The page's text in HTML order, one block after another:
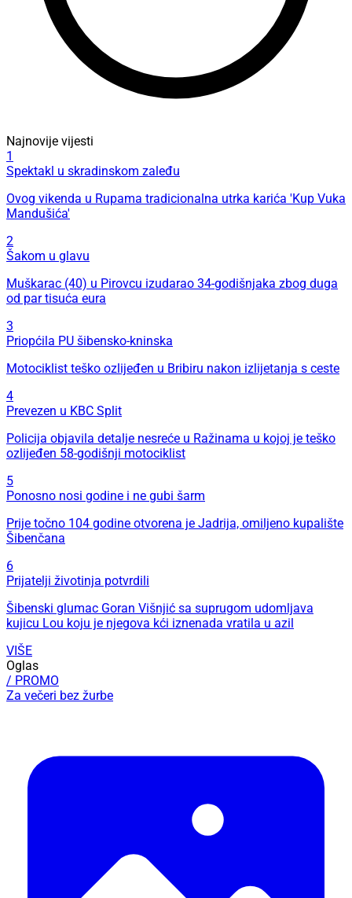
Najnovije vijesti
1
Spektakl u skradinskom zaleđu
Ovog vikenda u Rupama tradicionalna utrka karića 'Kup Vuka
Mandušića'
2
Šakom u glavu
Muškarac (40) u Pirovcu izudarao 34-godišnjaka zbog duga
od par tisuća eura
3
Priopćila PU šibensko-kninska
Motociklist teško ozlijeđen u Bribiru nakon izlijetanja s ceste
4
Prevezen u KBC Split
Policija objavila detalje nesreće u Ražinama u kojoj je teško
ozlijeđen 58-godišnji motociklist
5
Ponosno nosi godine i ne gubi šarm
Prije točno 104 godine otvorena je Jadrija, omiljeno kupalište
Šibenčana
6
Prijatelji životinja potvrdili
Šibenski glumac Goran Višnjić sa suprugom udomljava
kujicu Lou koju je njegova kći iznenada vratila u azil
VIŠE
Oglas
/ PROMO
Za večeri bez žurbe